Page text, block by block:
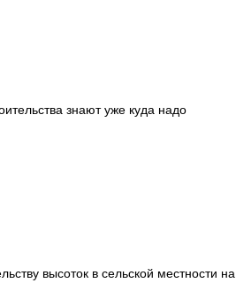
знают уже куда надо
высоток в сельской местности на